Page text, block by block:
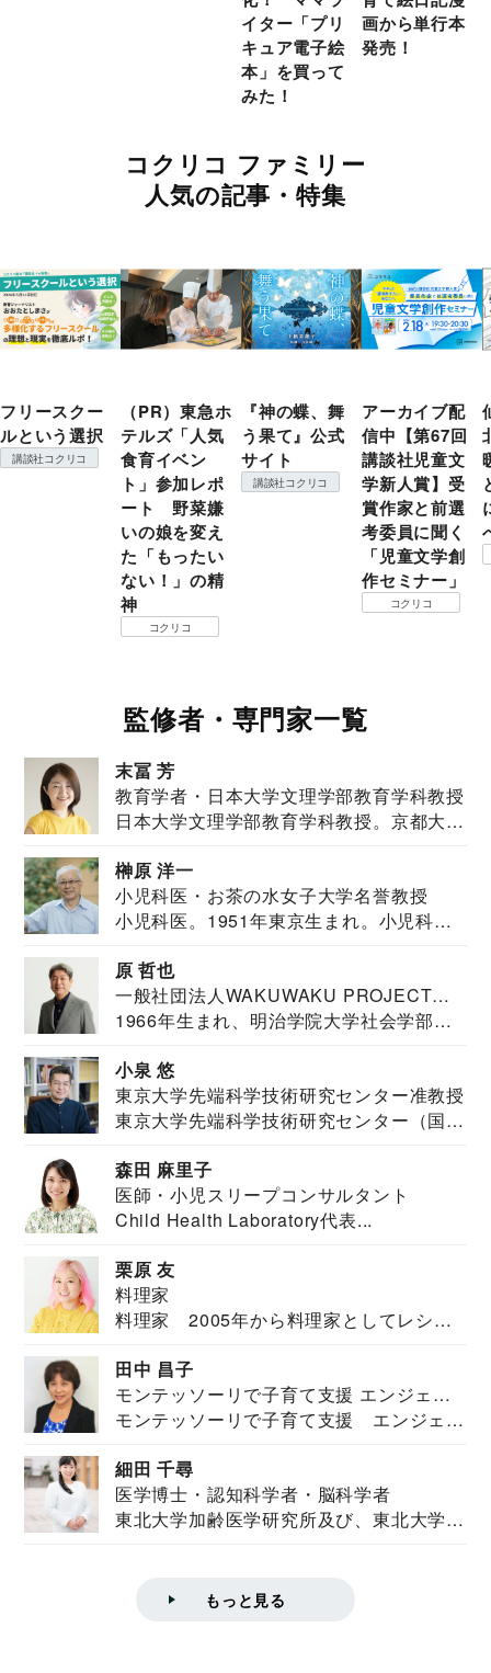
イター「プリ
キュア電子絵
本」を買って
みた！
画から単行本
発売！
コクリコ ファミリー
人気の記事・特集
フリースクー
ルという選択
講談社コクリコ
（PR）東急ホ
テルズ「人気
食育イベン
ト」参加レポ
ート 野菜嫌
いの娘を変え
た「もったい
ない！」の精
神
コクリコ
『神の蝶、舞
う果て』公式
サイト
講談社コクリコ
アーカイブ配
信中【第67回
講談社児童文
学新人賞】受
賞作家と前選
考委員に聞く
「児童文学創
作セミナー」
コクリコ
監修者・専門家一覧
末冨 芳
教育学者・日本大学文理学部教育学科教授
日本大学文理学部教育学科教授。京都大学
榊原 洋一
小児科医・お茶の水女子大学名誉教授
小児科医。1951年東京生まれ。小児科
原 哲也
一般社団法人WAKUWAKU PROJECT
JAPAN代表・言語聴覚士・社会福祉士
1966年生まれ、明治学院大学社会学部福
小泉 悠
東京大学先端科学技術研究センター准教授
東京大学先端科学技術研究センター（国際
森田 麻里子
医師・小児スリープコンサルタント
Child Health Laboratory代表...
栗原 友
料理家
料理家 2005年から料理家としてレシピ
田中 昌子
モンテッソーリで子育て支援 エンジェル
ズハウス研究所所長
モンテッソーリで子育て支援 エンジェル
細田 千尋
医学博士・認知科学者・脳科学者
東北大学加齢医学研究所及び、東北大学大
もっと見る